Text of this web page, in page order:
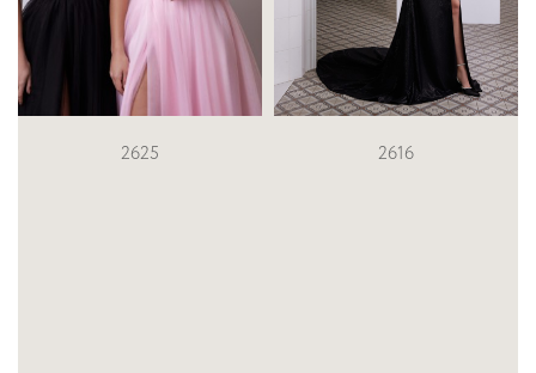
2625 2616